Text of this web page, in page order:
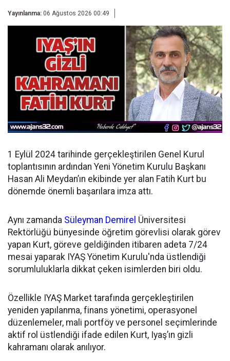
Yayınlanma: 06 Ağustos 2026 00:49
1 Eylül 2024 tarihinde gerçekleştirilen Genel Kurul
toplantısının ardından Yeni Yönetim Kurulu Başkanı
Hasan Ali Meydan’ın ekibinde yer alan Fatih Kurt bu
dönemde önemli başarılara imza attı.
Aynı zamanda Süleyman Demirel Üniversitesi
Rektörlüğü bünyesinde öğretim görevlisi olarak görev
yapan Kurt, göreve geldiğinden itibaren adeta 7/24
mesai yaparak IYAŞ Yönetim Kurulu'nda üstlendiği
sorumluluklarla dikkat çeken isimlerden biri oldu.
Özellikle IYAŞ Market tarafında gerçekleştirilen
yeniden yapılanma, finans yönetimi, operasyonel
düzenlemeler, mali portföy ve personel seçimlerinde
aktif rol üstlendiği ifade edilen Kurt, Iyaş’ın gizli
kahramanı olarak anılıyor.